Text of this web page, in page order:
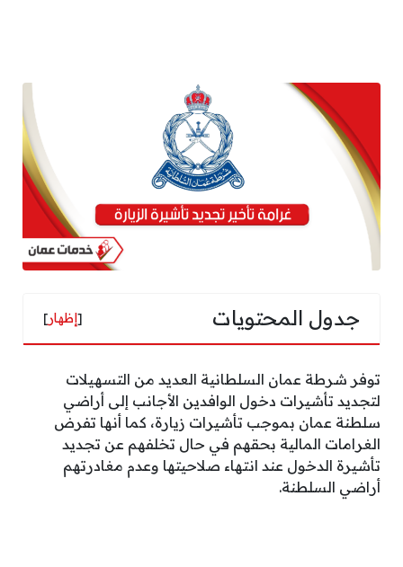
جدول المحتويات [إظهار]
توفر شرطة عمان السلطانية العديد من التسهيلات
لتجديد تأشيرات دخول الوافدين الأجانب إلى أراضي
سلطنة عمان بموجب تأشيرات زيارة، كما أنها تفرض
الغرامات المالية بحقهم في حال تخلفهم عن تجديد
تأشيرة الدخول عند انتهاء صلاحيتها وعدم مغادرتهم
أراضي السلطنة.